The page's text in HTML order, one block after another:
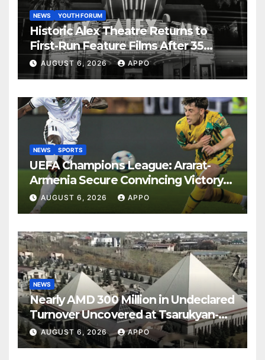
NEWS YOUTH FORUM
Historic Alex Theatre Returns to
First-Run Feature Films After 35
Years
AUGUST 6, 2026 APPO
NEWS SPORTS
UEFA Champions League: Ararat-
Armenia Secure Convincing Victory
Over Shamrock Rovers 2-0
AUGUST 6, 2026 APPO
NEWS
Nearly AMD 300 Million in Undeclared
Turnover Uncovered at Tsarukyan-
Owned Entertainment Center
AUGUST 6, 2026 APPO